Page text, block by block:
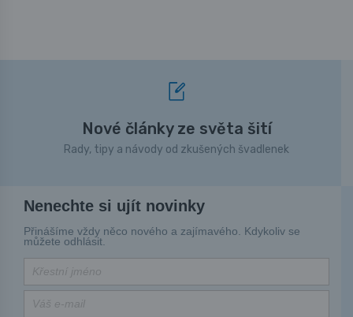
Nové články ze světa šití
Rady, tipy a návody od zkušených švadlenek
Nenechte si ujít novinky
Přinášíme vždy něco nového a zajímavého. Kdykoliv se
můžete odhlásit.